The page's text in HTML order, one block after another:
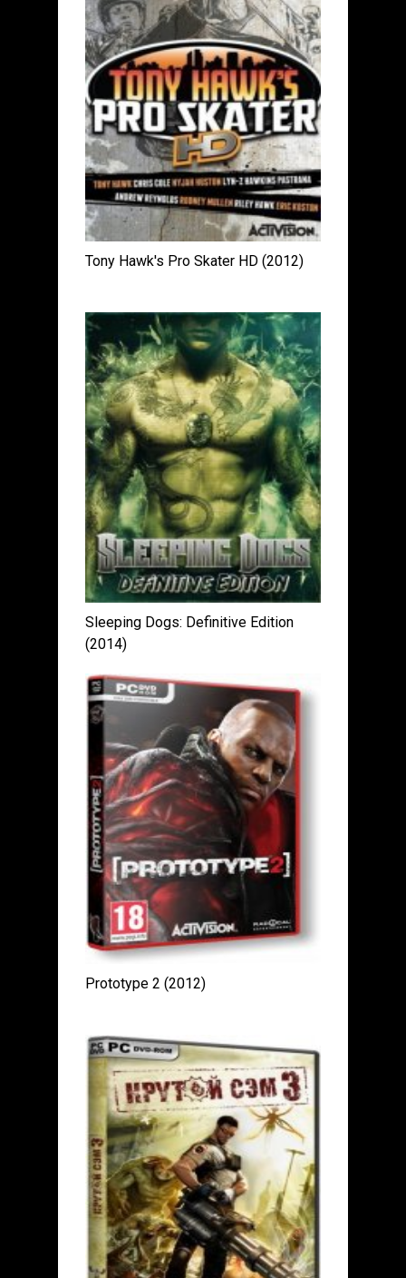
Tony Hawk's Pro Skater HD (2012)
Sleeping Dogs: Definitive Edition
(2014)
Prototype 2 (2012)